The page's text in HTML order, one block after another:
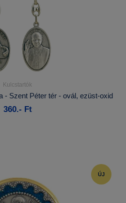
Kosárba
Kulcstartók
- Szent Péter tér - ovál, ezüst-oxid
360.- Ft
ÚJ